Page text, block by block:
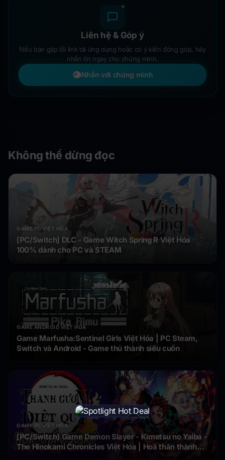
Liên hệ & Góp ý
Nếu bạn gặp lỗi link tải ứng dụng hoặc có ý kiến đóng góp, hãy
nhắn tin ngay cho chúng mình.
Nhắn với chúng mình
Không thể dừng đọc
GAME PC VIỆT HÓA
[PC/Switch] DLC - Game Witch Spring R Việt Hóa
100% dành cho PC và STEAM
GAME ANDROID VIỆT HÓA
Game Marfusha:Sentinel Girls Việt Hóa | PC Steam,
Switch và Android - Game thủ thành siêu cuốn
GAME PC VIỆT HÓA
[PC/Switch] Game Demon Slayer - Kimetsu no Yaiba -
The Hinokami Chronicles Việt Hóa | Hoá thân thành
×